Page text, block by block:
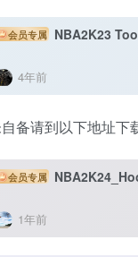
会员专属 NBA2K23
4年前
备请到以下地址下
会员专属
1年前